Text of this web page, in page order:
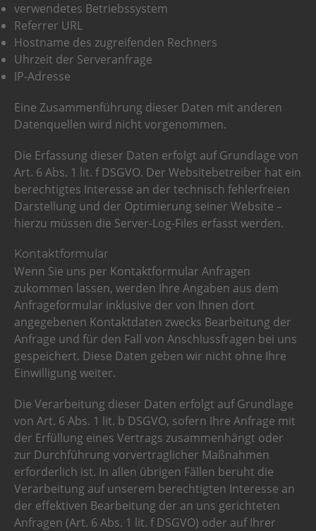
verwendetes Betriebssystem
Referrer URL
Hostname des zugreifenden Rechners
Uhrzeit der Serveranfrage
IP-Adresse
Eine Zusammenführung dieser Daten mit anderen
Datenquellen wird nicht vorgenommen.
Die Erfassung dieser Daten erfolgt auf Grundlage von
Art. 6 Abs. 1 lit. f DSGVO. Der Websitebetreiber hat ein
berechtigtes Interesse an der technisch fehlerfreien
Darstellung und der Optimierung seiner Website –
hierzu müssen die Server-Log-Files erfasst werden.
Kontaktformular
Wenn Sie uns per Kontaktformular Anfragen
zukommen lassen, werden Ihre Angaben aus dem
Anfrageformular inklusive der von Ihnen dort
angegebenen Kontaktdaten zwecks Bearbeitung der
Anfrage und für den Fall von Anschlussfragen bei uns
gespeichert. Diese Daten geben wir nicht ohne Ihre
Einwilligung weiter.
Die Verarbeitung dieser Daten erfolgt auf Grundlage
von Art. 6 Abs. 1 lit. b DSGVO, sofern Ihre Anfrage mit
der Erfüllung eines Vertrags zusammenhängt oder
zur Durchführung vorvertraglicher Maßnahmen
erforderlich ist. In allen übrigen Fällen beruht die
Verarbeitung auf unserem berechtigten Interesse an
der effektiven Bearbeitung der an uns gerichteten
Anfragen (Art. 6 Abs. 1 lit. f DSGVO) oder auf Ihrer